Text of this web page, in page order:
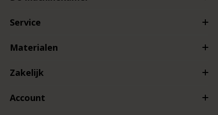
Service
Materialen
Zakelijk
Account